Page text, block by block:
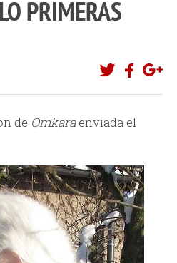
PRIMERAS
de Omkaraenviada el